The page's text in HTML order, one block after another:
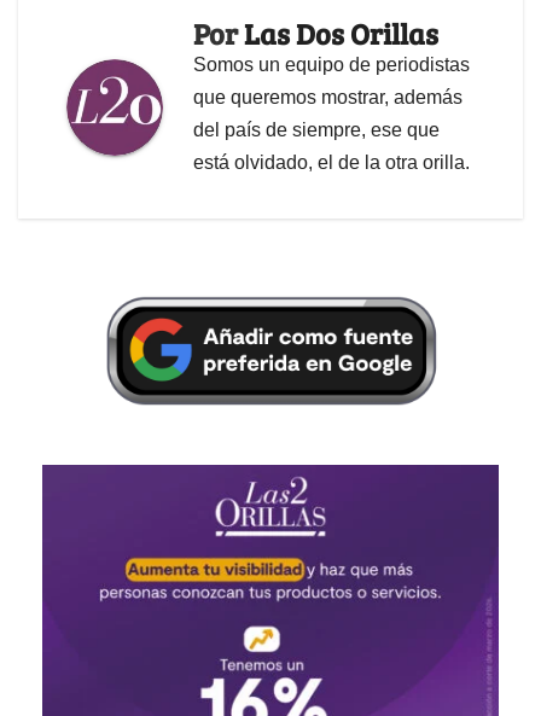
PorLas Dos Orillas
Somos un equipo de periodistas
que queremos mostrar, además
del país de siempre, ese que
está olvidado, el de la otra orilla.